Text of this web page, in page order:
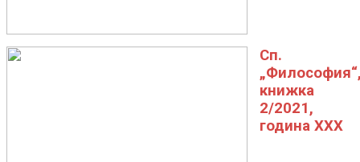
Сп.
книжка
2/2021,
година XXX